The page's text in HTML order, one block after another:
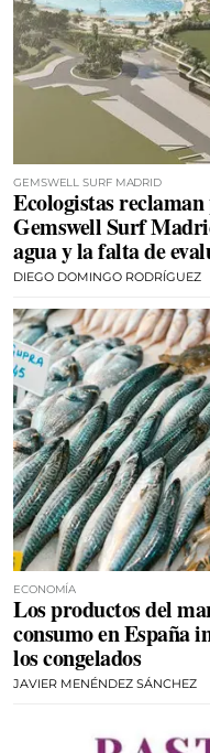
GEMSWELL SURF MADRID
Ecologistas
Gemswell Surf
agua y la falta de
DIEGO DOMINGO RODRÍGUEZ
ECONOMÍA
Los productos del
consumo en España
los congelados
JAVIER MENÉNDEZ SÁNCHEZ